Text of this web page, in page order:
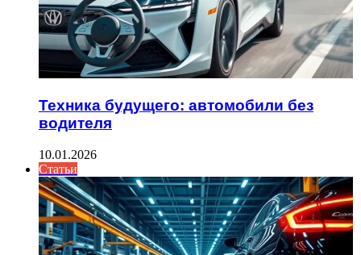
Техника будущего: автомобили без
водителя
10.01.2026
Статьи